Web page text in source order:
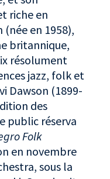
riche en
en 1958),
britannique,
résolument
jazz, folk et
Dawson (1899-
des
public réserva
Folk
en novembre
sous la